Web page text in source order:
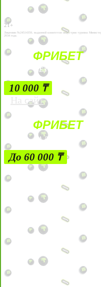
21+
Лицензии №24514359, выданной комитетом индустрии туризма
2034 года.
ФРИБЕТ
БЕЗ УСЛОВИЙ
10 000 ₸
На сайт
ФРИБЕТ
ЗА ДЕПОЗИТЫ
До 60 000 ₸